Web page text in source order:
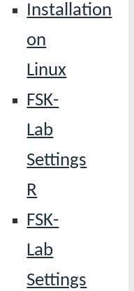
Installation
on
Linux
FSK-
Lab
Settings
R
FSK-
Lab
Settings